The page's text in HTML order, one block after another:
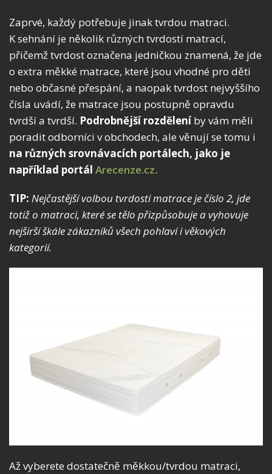
Zaprvé, každý potřebuje jinak tvrdou matraci.
K sehnání je několik různých tvrdostí matrací,
přičemž tvrdost označena jedničkou znamená, že jde
o extra měkké matrace, které jsou vhodné pro děti
nebo občasné přespání, a naopak tvrdost nejvyššího
čísla uvádí, že matrace jsou postupně opravdu
tvrdší a tvrdší. Podrobnější rozděleníby vám měli
poradit odborníci v obchodech, ale věnují se tomu i
na různých srovnávacích portálech, jako je
například portál Arecenze.cz.
TIP: Nejčastější volbou tvrdosti matrace je číslo 2, jde
totiž o matraci, které se tělo přizpůsobuje a vyhovuje
nejširší škále zákazníků všech pohlaví i věkových
kategorií.
Až vyberete dostatečně měkkou/tvrdou matraci,